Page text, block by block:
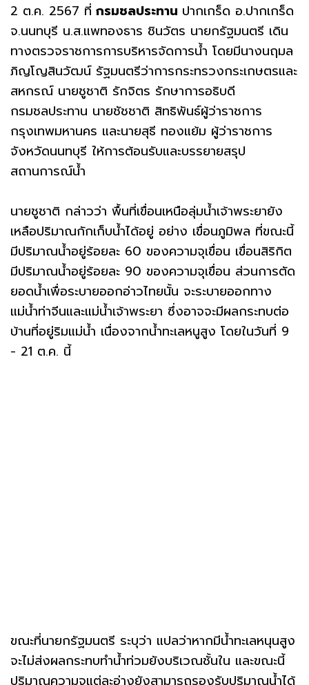
2 ต.ค. 2567 ที่ กรมชลประทาน ปากเกร็ด อ.ปากเกร็ด
จ.นนทบุรี น.ส.แพทองธาร ชินวัตร นายกรัฐมนตรี เดิน
ทางตรวจราชการการบริหารจัดการน้ำ โดยมีนางนฤมล
ภิญโญสินวัฒน์ รัฐมนตรีว่าการกระทรวงกระเกษตรและ
สหกรณ์ นายชูชาติ รักจิตร รักษาการอธิบดี
กรมชลประทาน นายชัชชาติ สิทธิพันธ์ผู้ว่าราชการ
กรุงเทพมหานคร และนายสุธี ทองแย้ม ผู้ว่าราชการ
จังหวัดนนทบุรี ให้การต้อนรับและบรรยายสรุป
สถานการณ์น้ำ
นายชูชาติ กล่าวว่า พื้นที่เขื่อนเหนือลุ่มน้ำเจ้าพระยายัง
เหลือปริมาณกักเก็บน้ำได้อยู่ อย่าง เขื่อนภูมิพล ที่ขณะนี้
มีปริมาณน้ำอยู่ร้อยละ 60 ของความจุเขื่อน เขื่อนสิริกิต
มีปริมาณน้ำอยู่ร้อยละ 90 ของความจุเขื่อน ส่วนการตัด
ยอดน้ำเพื่อระบายออกอ่าวไทยนั้น จะระบายออกทาง
แม่น้ำท่าจีนและแม่น้ำเจ้าพระยา ซึ่งอาจจะมีผลกระทบต่อ
บ้านที่อยู่ริมแม่น้ำ เนื่องจากน้ำทะเลหนูสูง โดยในวันที่ 9
- 21 ต.ค. นี้
ขณะที่นายกรัฐมนตรี ระบุว่า แปลว่าหากมีน้ำทะเลหนุนสูง
จะไม่ส่งผลกระทบทำน้ำท่วมยังบริเวณชั้นใน และขณะนี้
ปริมาณความจุแต่ละอ่างยังสามารถรองรับปริมาณน้ำได้